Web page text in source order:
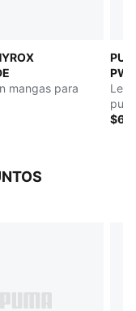
mangas para